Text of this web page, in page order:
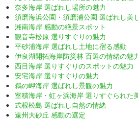
奈多海岸 選ばれし場所の魅力
須磨海浜公園・須磨浦公園 選ばれし美
湘南海岸 感動の絶景スポット
観音寺松原 選りすぐりの魅力
平砂浦海岸 選ばれし土地に宿る感動
伊良湖開拓海岸防災林 百選の情緒の魅
西目海岸 選りすぐりのスポットの魅力
安宅海岸 選りすぐりの魅力
鵜の岬海岸 選ばれし景観の魅力
室積海岸・虹ヶ浜海岸 選りすぐられた
式根松島 選ばれし自然の情緒
遠州大砂丘 感動の選定